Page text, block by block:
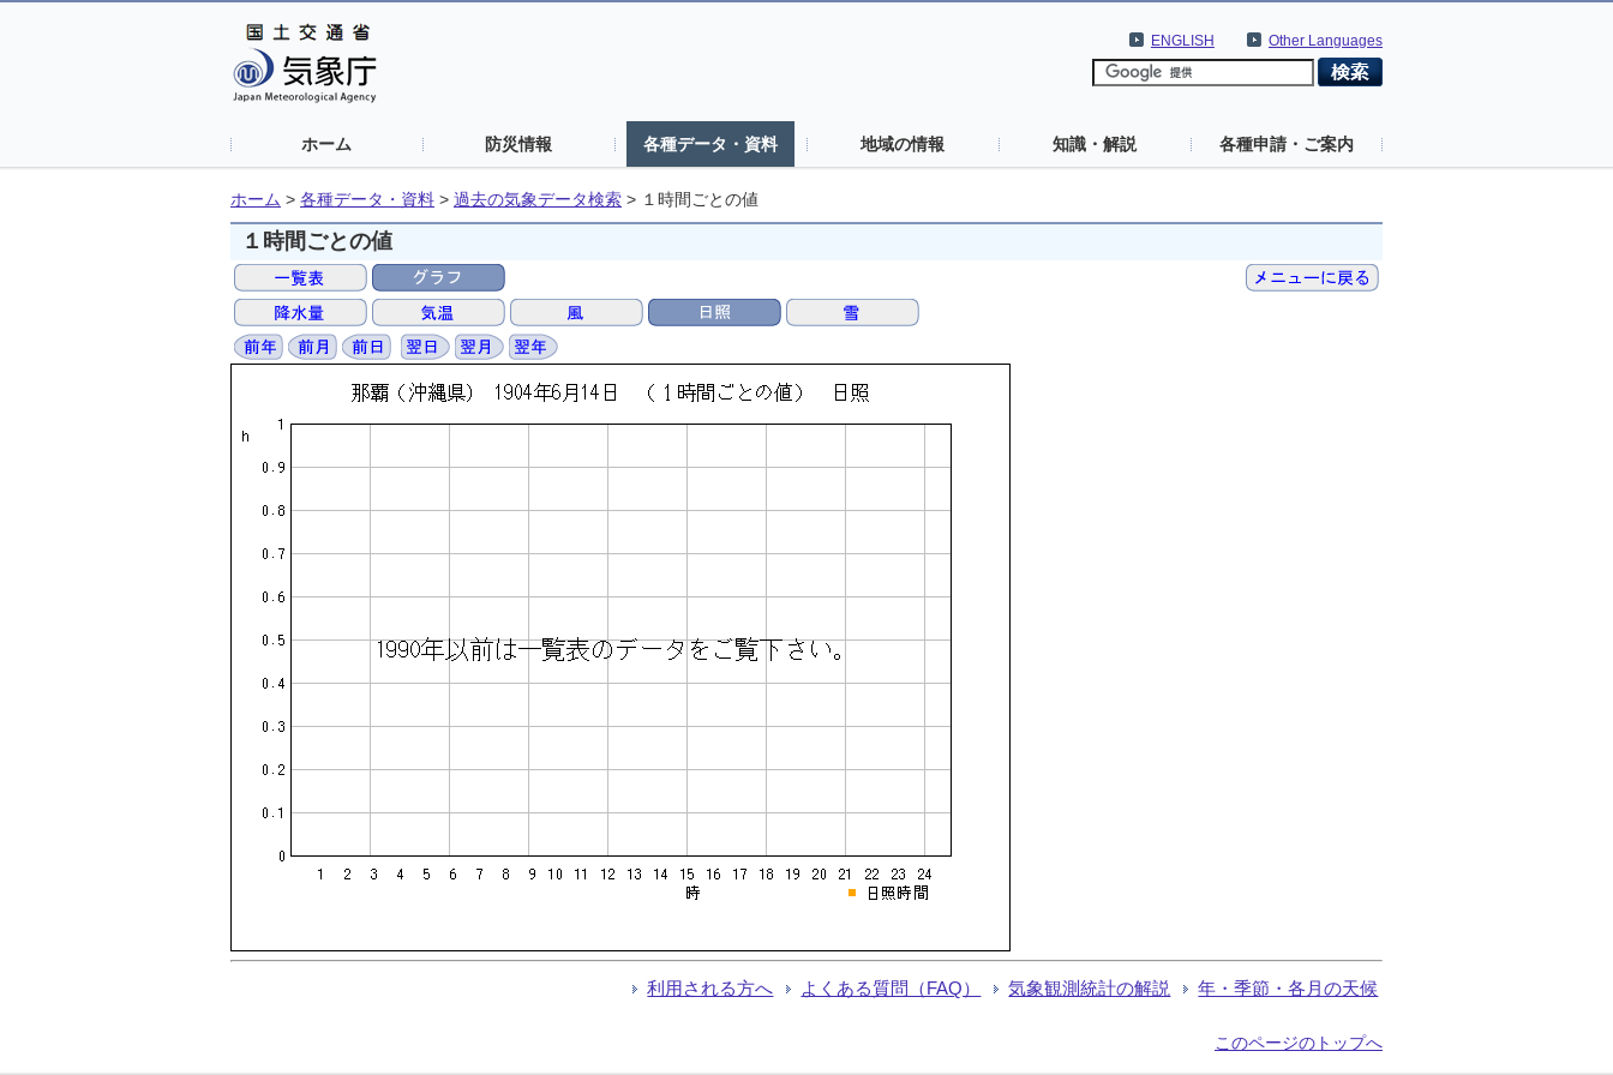
Other Languages
ENGLISH
ホーム 防災情報 各種データ・資料 地域の情報 知識・解説 各種申請・ご案内
ホーム > 各種データ・資料 > 過去の気象データ検索 > １時間ごとの値
１時間ごとの値
利用される方へ よくある質問（FAQ） 気象観測統計の解説 年・季節・各月の天候
このページのトップへ